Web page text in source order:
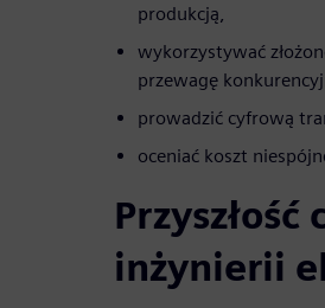
produkcją,
wykorzystywać
przewagę
prowadzić cyfrową
oceniać koszt
inżynierii